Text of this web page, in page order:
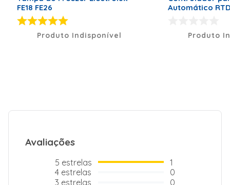
FE18 FE26
Produto Indisponível
Automático
Produto
Avaliações
5 estrelas
4 estrelas
3 estrelas
1
0
0